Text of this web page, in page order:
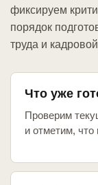
фиксируем
порядок
труда и
Что уже
Проверим
и отметим, что